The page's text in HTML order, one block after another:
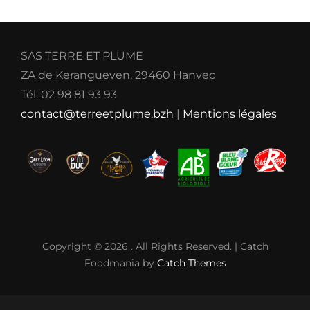
SAS TERRE ET PLUME
ZA de Kerangueven, 29460 Hanvec
Tél. 02 98 81 93 93
contact@terreetplume.bzh | Mentions légales
Copyright © 2026 . All Rights Reserved. | Catch
Foodmania by Catch Themes